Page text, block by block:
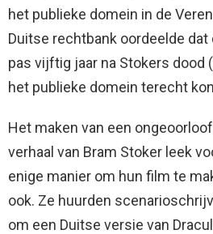
het publieke domein in de
Duitse rechtbank oordeelde dat
pas vijftig jaar na Stokers dood
het publieke domein terecht
Het maken van een
verhaal van Bram Stoker leek
enige manier om hun film te
ook. Ze huurden
om een ​​Duitse versie van